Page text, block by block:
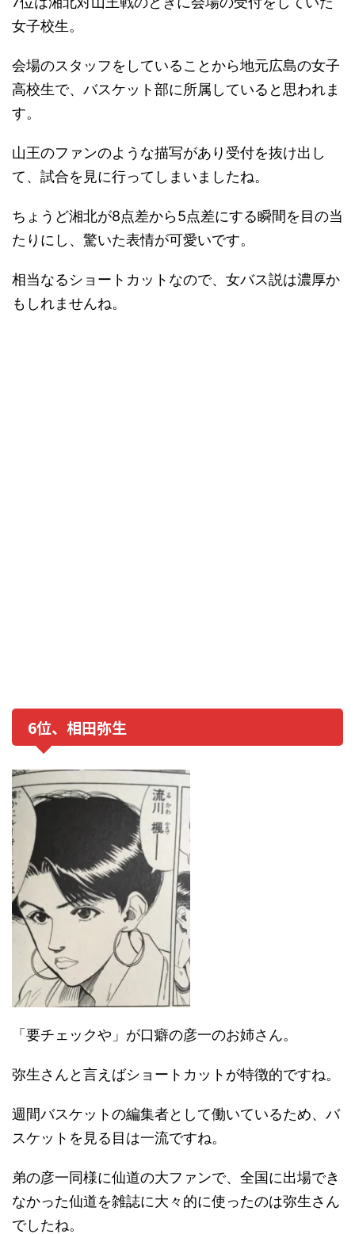
女子校生。
会場のスタッフをしていることから地元広島の女子
高校生で、バスケット部に所属していると思われま
す。
山王のファンのような描写があり受付を抜け出し
て、試合を見に行ってしまいましたね。
ちょうど湘北が8点差から5点差にする瞬間を目の当
たりにし、驚いた表情が可愛いです。
相当なるショートカットなので、女バス説は濃厚か
もしれませんね。
6位、相田弥生
「要チェックや」が口癖の彦一のお姉さん。
弥生さんと言えばショートカットが特徴的ですね。
週間バスケットの編集者として働いているため、バ
スケットを見る目は一流ですね。
弟の彦一同様に仙道の大ファンで、全国に出場でき
なかった仙道を雑誌に大々的に使ったのは弥生さん
でしたね。